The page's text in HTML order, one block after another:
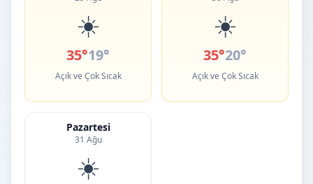
☀️
35°19°
Açık ve Çok Sıcak
☀️
35°20°
Açık ve Çok Sıcak
Pazartesi
31 Ağu
☀️